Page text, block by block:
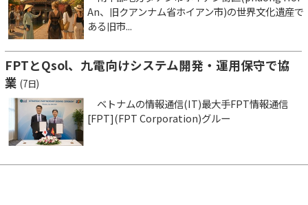
An、旧クアンナム省ホイアン市)の世界文化遺産で
ある旧市...
FPTとQsol、九電向けシステム開発・運用保守で協
業 (7日)
ベトナムの情報通信(IT)最大手FPT情報通信
[FPT](FPT Corporation)グルー